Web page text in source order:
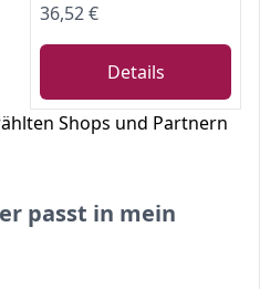
36,52 €
Details
Shops und Partnern
passt in mein